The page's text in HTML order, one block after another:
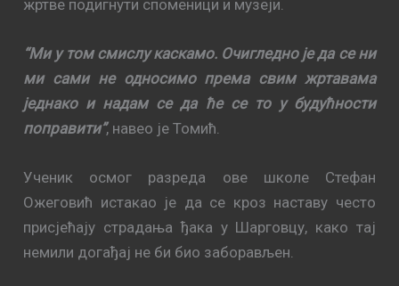
жртве подигнути споменици и музеји.
“Ми у том смислу каскамо. Очигледно је да се ни
ми сами не односимо према свим жртавама
једнако и надам се да ће се то у будућности
поправити”, навео је Томић.
Ученик осмог разреда ове школе Стефан
Ожеговић истакао је да се кроз наставу често
присјећају страдања ђака у Шарговцу, како тај
немили догађај не би био заборављен.